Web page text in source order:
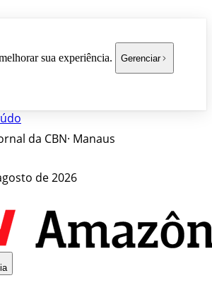
sua experiência. Gerenciar
da CBN· Manaus
de 2026